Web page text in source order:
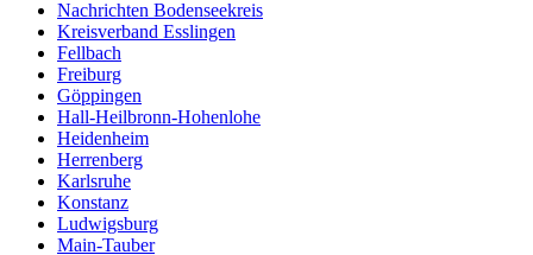
Nachrichten Bodenseekreis
Kreisverband Esslingen
Fellbach
Freiburg
Göppingen
Hall-Heilbronn-Hohenlohe
Heidenheim
Herrenberg
Karlsruhe
Konstanz
Ludwigsburg
Main-Tauber